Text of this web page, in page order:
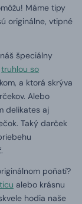
Máme tipy
originálne, vtipné
špeciálny
truhlou so
a ktorá skrýva
Alebo
delikates aj
Taký darček
poňatí?
alebo krásnu
hodia naše